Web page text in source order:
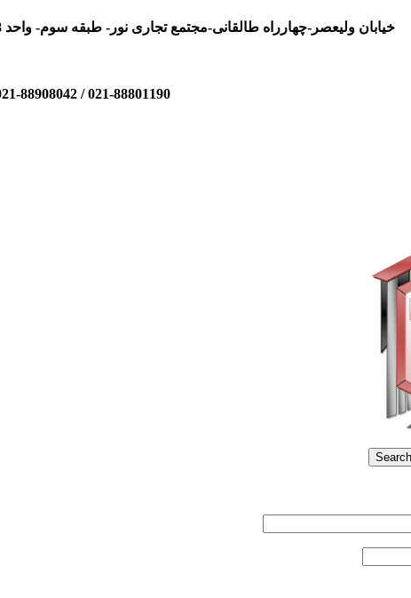
خیابان ولیعصر-چهارراه طالقانی-مجتمع تجاری نور- طبقه سوم- واحد 11048 /*/ 02188801190 / 02188908042 / 09104343543 / 09101115862
021-88801190 / 021-88908042 09104343543 / 09101115862
Search